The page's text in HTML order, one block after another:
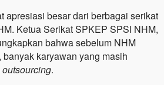
apresiasi besar dari berbagai serikat
Ketua Serikat SPKEP SPSI NHM,
bahwa sebelum NHM
karyawan yang masih
outsourcing.